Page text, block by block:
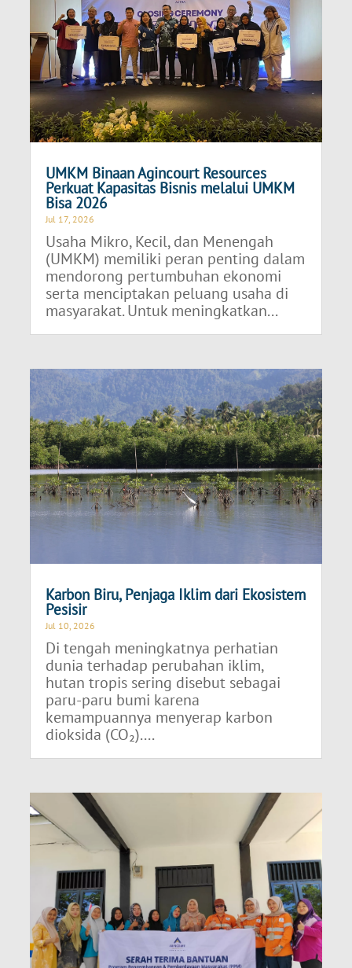
UMKM Binaan Agincourt Resources
Perkuat Kapasitas Bisnis melalui UMKM
Bisa 2026
Jul 17, 2026
Usaha Mikro, Kecil, dan Menengah
(UMKM) memiliki peran penting dalam
mendorong pertumbuhan ekonomi
serta menciptakan peluang usaha di
masyarakat. Untuk meningkatkan...
Karbon Biru, Penjaga Iklim dari Ekosistem
Pesisir
Jul 10, 2026
Di tengah meningkatnya perhatian
dunia terhadap perubahan iklim,
hutan tropis sering disebut sebagai
paru-paru bumi karena
kemampuannya menyerap karbon
dioksida (CO₂)....